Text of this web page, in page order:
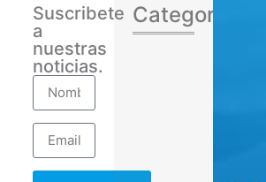
Suscribete
a
nuestras
noticias.
Categorias